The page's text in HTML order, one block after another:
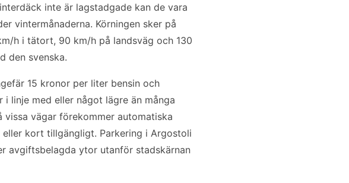
inte är lagstadgade kan de vara
vintermånaderna. Körningen sker på
h i tätort, 90 km/h på landsväg och 130
den svenska.
15 kronor per liter bensin och
linje med eller något lägre än många
vägar förekommer automatiska
kort tillgängligt. Parkering i Argostoli
avgiftsbelagda ytor utanför stadskärnan